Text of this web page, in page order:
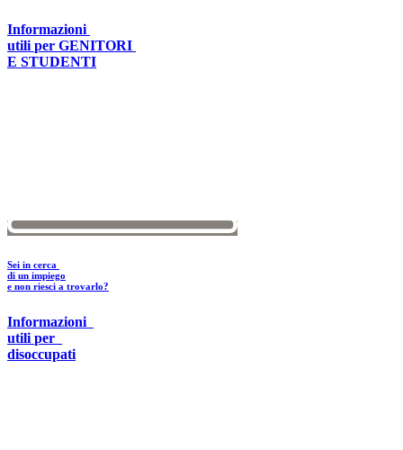
Informazioni
utili per GENITORI
E STUDENTI
Sei in cerca
di un impiego
e non riesci a trovarlo?
Informazioni
utili per
disoccupati